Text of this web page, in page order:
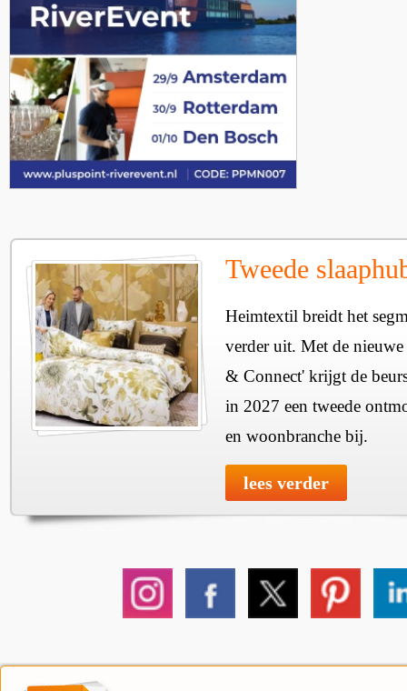
Tweede
Heimtextil breidt het
verder uit. Met de
& Connect' krijgt de
in 2027 een tweede
en woonbranche bij.
lees verder